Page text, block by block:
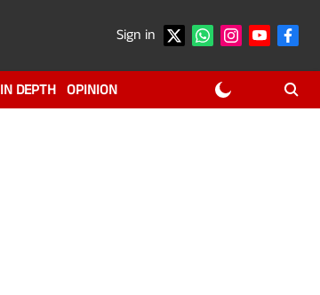
Sign in
IN DEPTH OPINION